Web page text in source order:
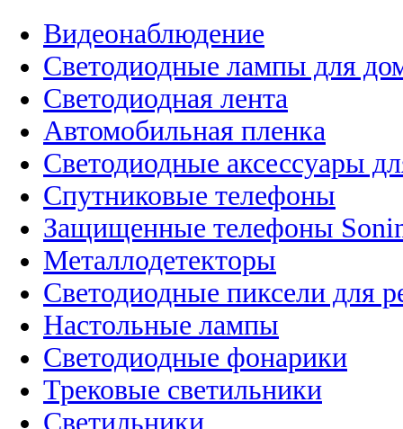
Видеонаблюдение
Светодиодные лампы для
Светодиодная лента
Автомобильная пленка
Светодиодные аксессуары
Спутниковые телефоны
Защищенные телефоны
Металлодетекторы
Светодиодные пиксели для
Настольные лампы
Светодиодные фонарики
Трековые светильники
Светильники